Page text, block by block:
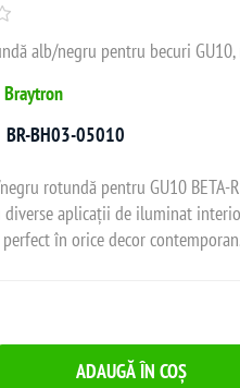
alb/negru pentru becuri GU10,
Braytron
BR-BH03-05010
rotundă pentru GU10
aplicații de iluminat
în orice decor
ADAUGĂ ÎN COȘ